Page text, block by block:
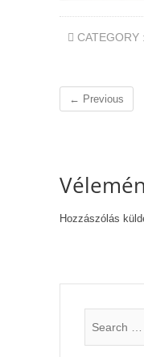
CATEGORY :
← Previous
Hozzászólás